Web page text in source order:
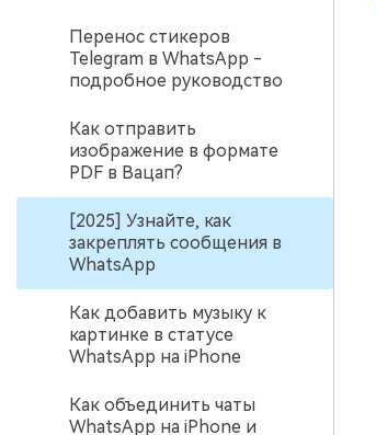
Перенос стикеров
Telegram в WhatsApp -
подробное руководство
Как отправить
изображение в формате
PDF в Вацап?
[2025] Узнайте, как
закреплять сообщения в
WhatsApp
Как добавить музыку к
картинке в статусе
WhatsApp на iPhone
Как объединить чаты
WhatsApp на iPhone и